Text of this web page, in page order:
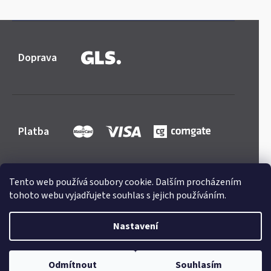
Tento web používá soubory cookie. Dalším procházením
tohoto webu vyjadřujete souhlas s jejich používáním.
Nastavení
Odmítnout Souhlasím
Doprava
Platba
Shoptet |mime digital
Mercedes-store.com
vyhrazena.Upravit nastavení cookies